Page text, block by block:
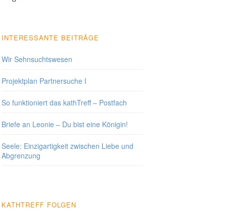
INTERESSANTE BEITRÄGE
Wir Sehnsuchtswesen
Projektplan Partnersuche I
So funktioniert das kathTreff – Postfach
Briefe an Leonie – Du bist eine Königin!
Seele: Einzigartigkeit zwischen Liebe und
Abgrenzung
KATHTREFF FOLGEN